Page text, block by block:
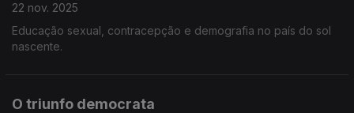
22 nov. 2025
Educação sexual, contracepção e demografia no país do sol
nascente.
O triunfo democrata